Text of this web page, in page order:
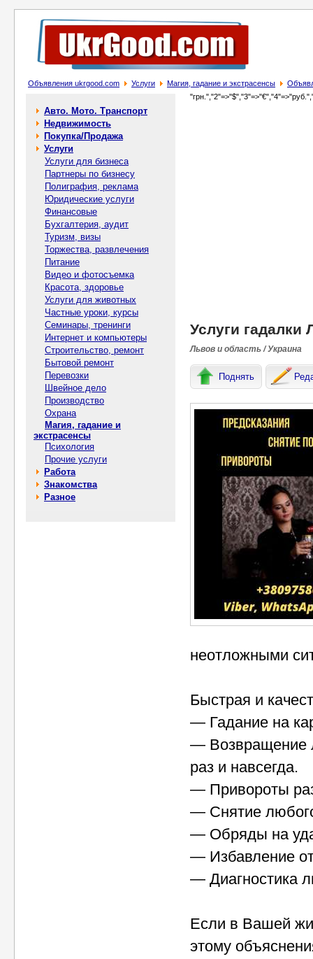
Объявления ukrgood.com Услуги Магия, гадание и экстрасенсы
Авто. Мото. Транспорт
Недвижимость
Покупка/Продажа
Услуги
Услуги для бизнеса
Партнеры по бизнесу
Полиграфия, реклама
Юридические услуги
Финансовые
Бухгалтерия, аудит
Туризм, визы
Торжества, развлечения
Питание
Видео и фотосъемка
Красота, здоровье
Услуги для животных
Частные уроки, курсы
Семинары, тренинги
Интернет и компьютеры
Строительство, ремонт
Бытовой ремонт
Перевозки
Швейное дело
Производство
Охрана
Магия, гадание и
экстрасенсы
Психология
Прочие услуги
Работа
Знакомства
Разное
Услуги
Львов и область / Украина
Поднять
неотложными
Быстрая и
— Гадание на
— Возвращение
раз и навсегда.
— Привороты
— Снятие
— Обряды на
— Избавление
— Диагностика
Если в Вашей
этому